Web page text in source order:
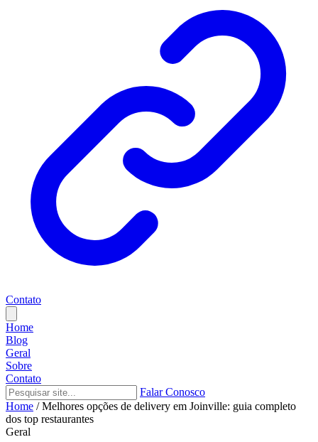
Contato
Home
Blog
Geral
Sobre
Contato
Falar Conosco
Home / Melhores opções de delivery em Joinville: guia completo
dos top restaurantes
Geral